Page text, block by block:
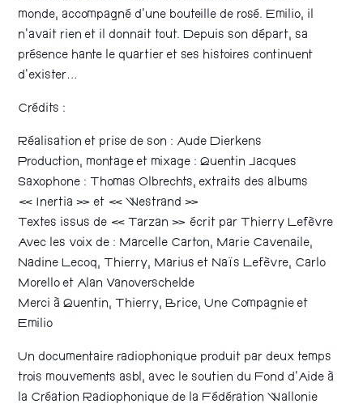
monde, accompagné d’une bouteille de rosé. Emilio, il
n’avait rien et il donnait tout. Depuis son départ, sa
présence hante le quartier et ses histoires continuent
d’exister…
Crédits :
Réalisation et prise de son : Aude Dierkens
Production, montage et mixage : Quentin Jacques
Saxophone : Thomas Olbrechts, extraits des albums
« Inertia » et « Westrand »
Textes issus de « Tarzan » écrit par Thierry Lefèvre
Avec les voix de : Marcelle Carton, Marie Cavenaile,
Nadine Lecoq, Thierry, Marius et Naïs Lefèvre, Carlo
Morello et Alan Vanoverschelde
Merci à Quentin, Thierry, Brice, Une Compagnie et
Emilio
Un documentaire radiophonique produit par deux temps
trois mouvements asbl, avec le soutien du Fond d’Aide à
la Création Radiophonique de la Fédération Wallonie